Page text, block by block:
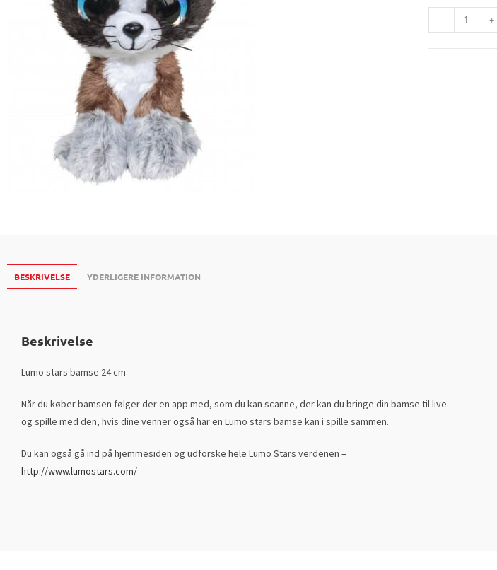
- +
BESKRIVELSE YDERLIGERE INFORMATION
Beskrivelse
Lumo stars bamse 24 cm
Når du køber bamsen følger der en app med, som du kan scanne, der kan du bringe din bamse til live
og spille med den, hvis dine venner også har en Lumo stars bamse kan i spille sammen.
Du kan også gå ind på hjemmesiden og udforske hele Lumo Stars verdenen –
http://www.lumostars.com/